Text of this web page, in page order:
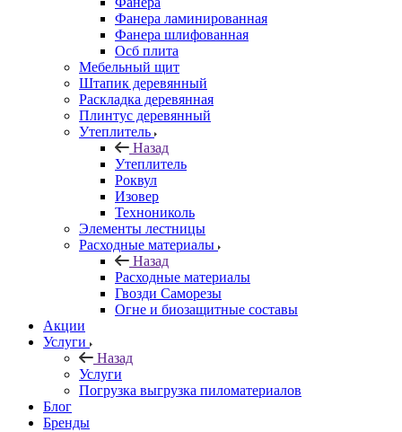
Фанера ламинированная
Фанера шлифованная
Осб плита
Мебельный щит
Штапик деревянный
Раскладка деревянная
Плинтус деревянный
Утеплитель
Назад
Утеплитель
Роквул
Изовер
Технониколь
Элементы лестницы
Расходные материалы
Назад
Расходные материалы
Гвозди Саморезы
Огне и биозащитные составы
Акции
Услуги
Назад
Услуги
Погрузка выгрузка пиломатериалов
Блог
Бренды